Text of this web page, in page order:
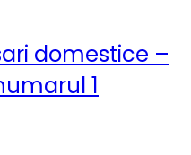
domestice –
1